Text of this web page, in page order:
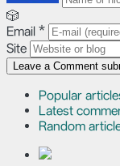
🎲
Email *
Site
Leave a Comment
Popular
Latest
Random